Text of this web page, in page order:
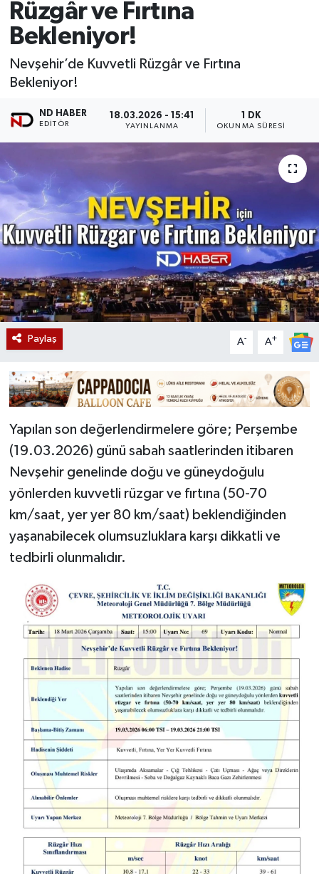
Rüzgâr ve Fırtına
Bekleniyor!
Nevşehir’de Kuvvetli Rüzgâr ve Fırtına
Bekleniyor!
ND HABER
EDITÖR
18.03.2026 - 15:41
YAYINLANMA
1 DK
OKUNMA SÜRESI
Paylaş A- A+
Yapılan son değerlendirmelere göre; Perşembe
(19.03.2026) günü sabah saatlerinden itibaren
Nevşehir genelinde doğu ve güneydoğulu
yönlerden kuvvetli rüzgar ve fırtına (50-70
km/saat, yer yer 80 km/saat) beklendiğinden
yaşanabilecek olumsuzluklara karşı dikkatli ve
tedbirli olunmalıdır.